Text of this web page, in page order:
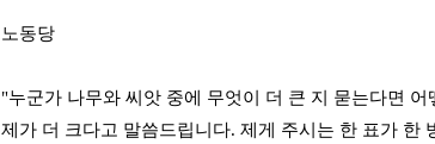
노동당
"누군가 나무와 씨앗 중에 무엇이 더 큰 지 묻는다면
제가 더 크다고 말씀드립니다. 제게 주시는 한 표가 한